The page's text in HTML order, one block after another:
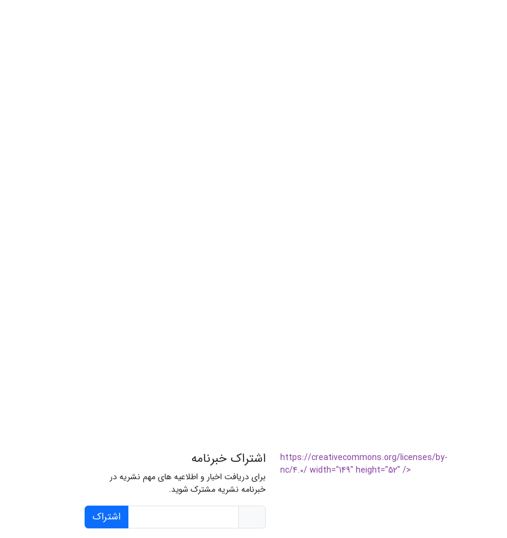
https://creativecommons.org/licenses/by-
nc/4.0/ width="149" height="52" />
اشتراک خبرنامه
برای دریافت اخبار و اطلاعیه های مهم نشریه در
خبرنامه نشریه مشترک شوید.
اشتراک